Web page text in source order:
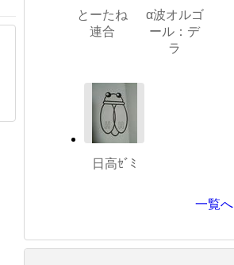
とーたね
連合
α波オルゴ
ール：デ
ラ
日高ｾﾞﾐ
一覧へ